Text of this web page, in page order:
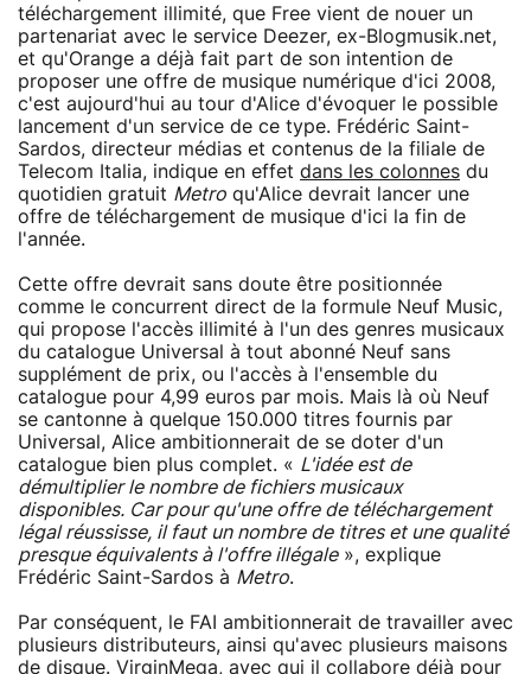
téléchargement illimité, que Free vient de nouer un
partenariat avec le service Deezer, ex-Blogmusik.net,
et qu'Orange a déjà fait part de son intention de
proposer une offre de musique numérique d'ici 2008,
c'est aujourd'hui au tour d'Alice d'évoquer le possible
lancement d'un service de ce type. Frédéric Saint-
Sardos, directeur médias et contenus de la filiale de
Telecom Italia, indique en effet dans les colonnes du
quotidien gratuit Metro qu'Alice devrait lancer une
offre de téléchargement de musique d'ici la fin de
l'année.
Cette offre devrait sans doute être positionnée
comme le concurrent direct de la formule Neuf Music,
qui propose l'accès illimité à l'un des genres musicaux
du catalogue Universal à tout abonné Neuf sans
supplément de prix, ou l'accès à l'ensemble du
catalogue pour 4,99 euros par mois. Mais là où Neuf
se cantonne à quelque 150.000 titres fournis par
Universal, Alice ambitionnerait de se doter d'un
catalogue bien plus complet. « L'idée est de
démultiplier le nombre de fichiers musicaux
disponibles. Car pour qu'une offre de téléchargement
légal réussisse, il faut un nombre de titres et une qualité
presque équivalents à l'offre illégale», explique
Frédéric Saint-Sardos à Metro.
Par conséquent, le FAI ambitionnerait de travailler avec
plusieurs distributeurs, ainsi qu'avec plusieurs maisons
de disque. VirginMega, avec qui il collabore déjà pour